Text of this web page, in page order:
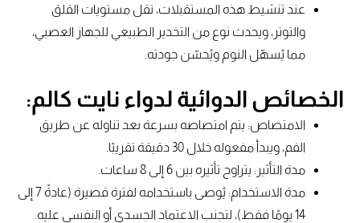
عند تنشيط هذه المستقبلات، تقل مستويات القلق
والتوتر، ويحدث نوع من التخدير الطبيعي للجهاز العصبي،
مما يُسهّل النوم ويُحسّن جودته.
الخصائص الدوائية لدواء نايت كالم:
الامتصاص: يتم امتصاصه بسرعة بعد تناوله عن طريق
الفم، ويبدأ مفعوله خلال 30 دقيقة تقريبًا.
مدة التأثير: يتراوح تأثيره بين 6 إلى 8 ساعات.
مدة الاستخدام: يُوصى باستخدامه لفترة قصيرة (عادةً 7 إلى
14 يومًا فقط)، لتجنب الاعتماد الجسدي أو النفسي عليه.